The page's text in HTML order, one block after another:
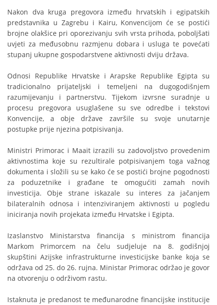
Nakon dva kruga pregovora između hrvatskih i egipatskih
predstavnika u Zagrebu i Kairu, Konvencijom će se postići
brojne olakšice pri oporezivanju svih vrsta prihoda, poboljšati
uvjeti za međusobnu razmjenu dobara i usluga te povećati
stupanj ukupne gospodarstvene aktivnosti dviju država.
Odnosi Republike Hrvatske i Arapske Republike Egipta su
tradicionalno prijateljski i temeljeni na dugogodišnjem
razumijevanju i partnerstvu. Tijekom izvrsne suradnje u
procesu pregovora usuglašene su sve odredbe i tekstovi
Konvencije, a obje države završile su svoje unutarnje
postupke prije njezina potpisivanja.
Ministri Primorac i Maait izrazili su zadovoljstvo provedenim
aktivnostima koje su rezultirale potpisivanjem toga važnog
dokumenta i složili su se kako će se postići brojne pogodnosti
za poduzetnike i građane te omogućiti zamah novih
investicija. Obje strane iskazale su interes za jačanjem
bilateralnih odnosa i intenziviranjem aktivnosti u pogledu
iniciranja novih projekata između Hrvatske i Egipta.
Izaslanstvo Ministarstva financija s ministrom financija
Markom Primorcem na čelu sudjeluje na 8. godišnjoj
skupštini Azijske infrastrukturne investicijske banke koja se
održava od 25. do 26. rujna. Ministar Primorac održao je govor
na otvorenju o održivom rastu.
Istaknuta je predanost te međunarodne financijske institucije